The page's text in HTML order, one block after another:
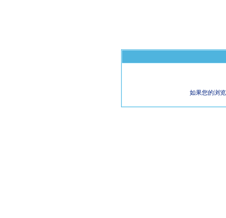
如果您的浏